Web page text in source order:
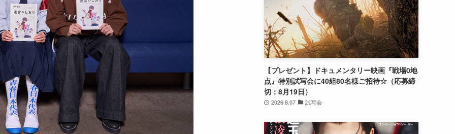
【プレゼント】ドキュメンタリー映画『戦場0地
点』特別試写会に40組80名様ご招待☆（応募締
切：8月19日）
2026.8.07 試写会